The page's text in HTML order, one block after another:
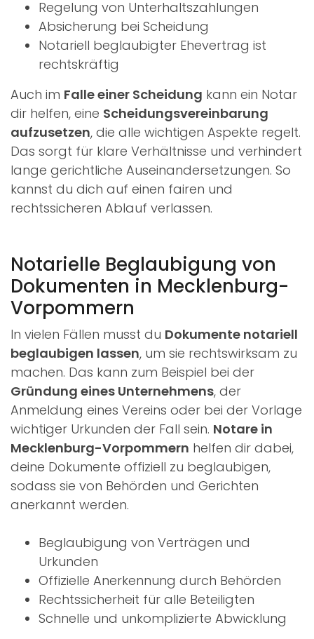
Regelung von Unterhaltszahlungen
Absicherung bei Scheidung
Notariell beglaubigter Ehevertrag ist
rechtskräftig
Auch im Falle einer Scheidung kann ein Notar
dir helfen, eine Scheidungsvereinbarung
aufzusetzen, die alle wichtigen Aspekte regelt.
Das sorgt für klare Verhältnisse und verhindert
lange gerichtliche Auseinandersetzungen. So
kannst du dich auf einen fairen und
rechtssicheren Ablauf verlassen.
Notarielle Beglaubigung von
Dokumenten in Mecklenburg-
Vorpommern
In vielen Fällen musst du Dokumente notariell
beglaubigen lassen, um sie rechtswirksam zu
machen. Das kann zum Beispiel bei der
Gründung eines Unternehmens, der
Anmeldung eines Vereins oder bei der Vorlage
wichtiger Urkunden der Fall sein. Notare in
Mecklenburg-Vorpommern helfen dir dabei,
deine Dokumente offiziell zu beglaubigen,
sodass sie von Behörden und Gerichten
anerkannt werden.
Beglaubigung von Verträgen und
Urkunden
Offizielle Anerkennung durch Behörden
Rechtssicherheit für alle Beteiligten
Schnelle und unkomplizierte Abwicklung